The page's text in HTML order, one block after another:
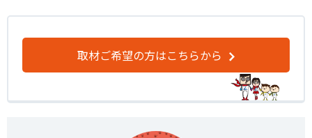
取材ご希望の方はこちらから